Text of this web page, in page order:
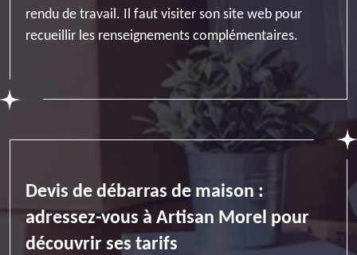
rendu de travail. Il faut visiter son site web pour
recueillir les renseignements complémentaires.
Devis de débarras de maison :
adressez-vous à Artisan Morel pour
découvrir ses tarifs